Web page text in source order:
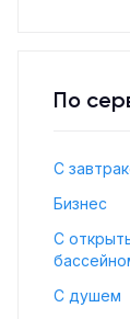
По
С
Бизнес
С
С душем